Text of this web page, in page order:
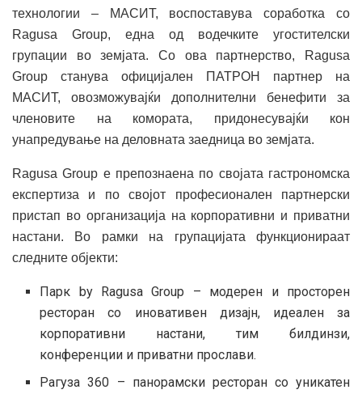
технологии – МАСИТ, воспоставува соработка со
Ragusa Group, една од водечките угостителски
групации во земјата. Со ова партнерство, Ragusa
Group станува официјален ПАТРОН партнер на
МАСИТ, овозможувајќи дополнителни бенефити за
членовите на комората, придонесувајќи кон
унапредување на деловната заедница во земјата.
Ragusa Group е препознаена по својата гастрономска
експертиза и по својот професионален партнерски
пристап во организација на корпоративни и приватни
настани. Во рамки на групацијата функционираат
следните објекти:
Парк by Ragusa Group – модерен и просторен
ресторан со иновативен дизајн, идеален за
корпоративни настани, тим билдинзи,
конференции и приватни прослави.
Рагуза 360 – панорамски ресторан со уникатен